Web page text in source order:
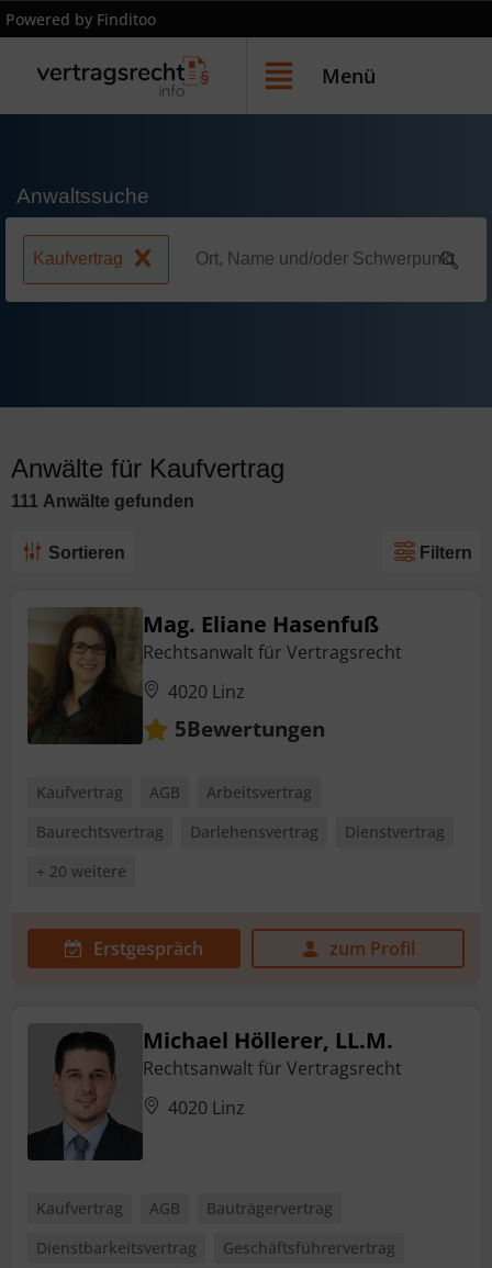
Powered by Finditoo
Menü
Anwaltssuche
Kaufvertrag
Anwälte für Kaufvertrag
111 Anwälte gefunden
Sortieren Filtern
Mag. Eliane Hasenfuß
Rechtsanwalt für Vertragsrecht
4020 Linz
5Bewertungen
Kaufvertrag AGB
Arbeitsvertrag
Baurechtsvertrag
Darlehensvertrag
Dienstvertrag
+ 20 weitere
Erstgespräch zum Profil
Michael Höllerer, LL.M.
Rechtsanwalt für Vertragsrecht
4020 Linz
Kaufvertrag AGB
Bauträgervertrag
Dienstbarkeitsvertrag
Geschäftsführervertrag